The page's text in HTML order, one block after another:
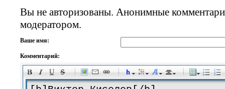
Вы не авторизованы. Анонимные
модератором.
Ваше имя:
Комментарий:
-
-
-
-
-
-
-
-